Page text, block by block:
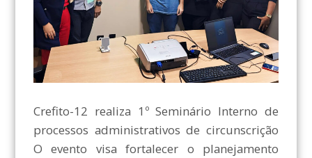
Crefito-12 realiza 1º Seminário Interno de
processos administrativos de circunscrição
O evento visa fortalecer o planejamento